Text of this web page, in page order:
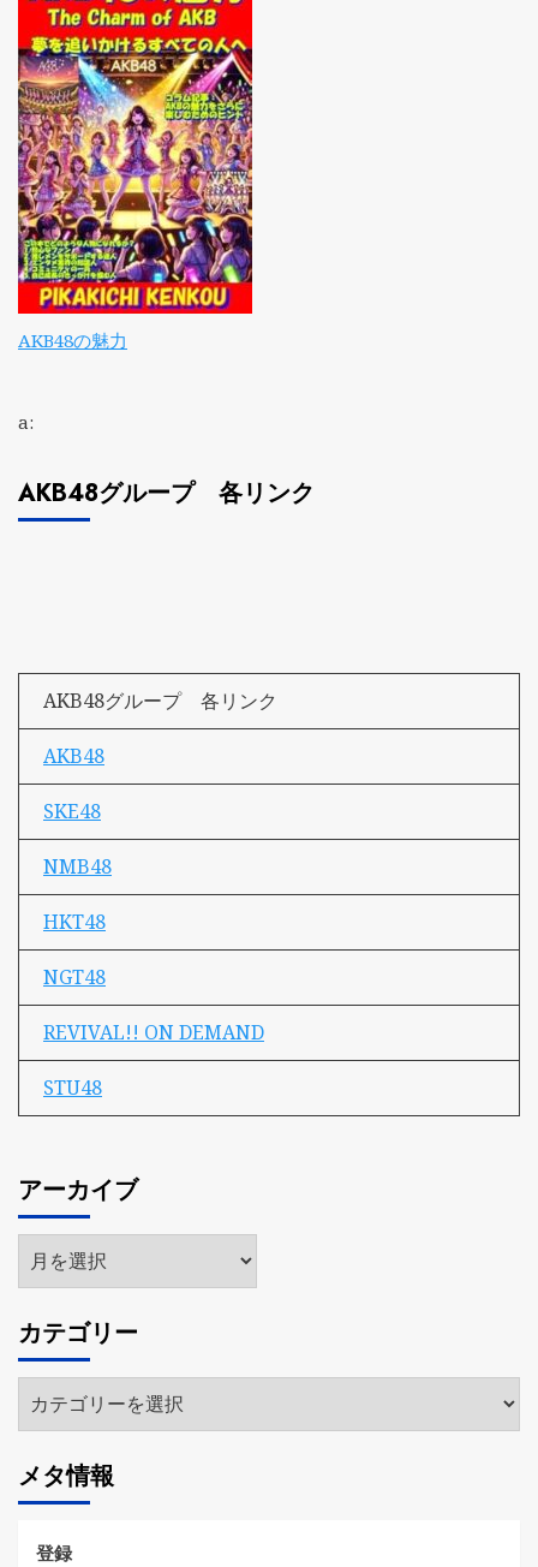
AKB48の魅力
a:
AKB48グループ 各リンク
AKB48グループ 各リンク
AKB48
SKE48
NMB48
HKT48
NGT48
REVIVAL!! ON DEMAND
STU48
アーカイブ
ア
ー
イ
ブ
カテゴリー
テ
リ
ー
メタ情報
登録